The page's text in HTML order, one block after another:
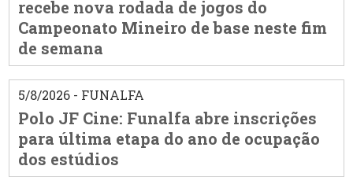
recebe nova rodada de jogos do
Campeonato Mineiro de base neste fim
de semana
5/8/2026 - FUNALFA
Polo JF Cine: Funalfa abre inscrições
para última etapa do ano de ocupação
dos estúdios